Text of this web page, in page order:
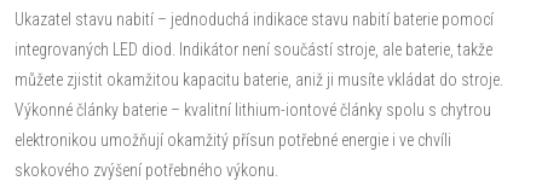
Ukazatel stavu nabití – jednoduchá indikace stavu nabití baterie pomocí
integrovaných LED diod. Indikátor není součástí stroje, ale baterie, takže
můžete zjistit okamžitou kapacitu baterie, aniž ji musíte vkládat do stroje.
Výkonné články baterie – kvalitní lithium-iontové články spolu s chytrou
elektronikou umožňují okamžitý přísun potřebné energie i ve chvíli
skokového zvýšení potřebného výkonu.